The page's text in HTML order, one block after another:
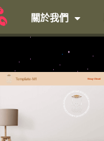
關於我們